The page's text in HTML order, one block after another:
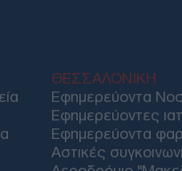
ΘΕΣΣΑΛΟΝΙΚΗ
Εφημερεύοντα
Εφημερεύοντες
Εφημερεύοντα
Αστικές